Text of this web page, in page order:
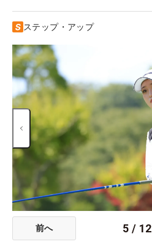
ステップ・アップ
前へ 5 / 12